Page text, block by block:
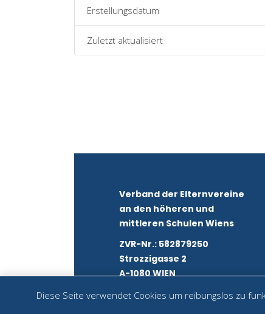
Erstellungsdatum
Zuletzt aktualisiert
Verband der Elternvereine
an den höheren und
mittleren Schulen Wiens
ZVR-Nr.: 582879250
Strozzigasse 2
A-1080 WIEN
Diese Seite verwendet Cookies um reibungslos zu